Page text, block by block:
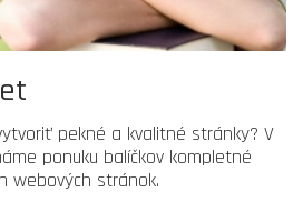
pekné a kvalitné stránky? V
ponuku balíčkov kompletné
webových stránok.